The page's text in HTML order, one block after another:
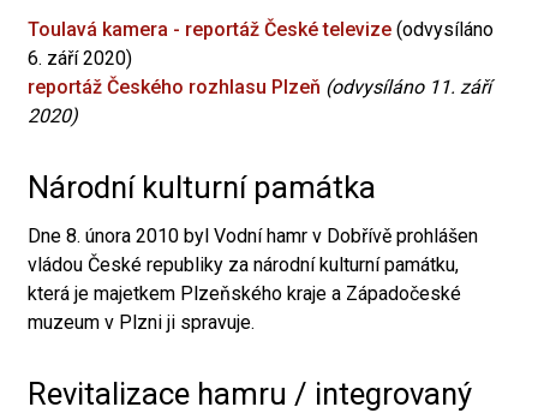
Toulavá kamera - reportáž České televize (odvysíláno
6. září 2020)
reportáž Českého rozhlasu Plzeň (odvysíláno 11. září
2020)
Národní kulturní památka
Dne 8. února 2010 byl Vodní hamr v Dobřívě prohlášen
vládou České republiky za národní kulturní památku,
která je majetkem Plzeňského kraje a Západočeské
muzeum v Plzni ji spravuje.
Revitalizace hamru / integrovaný